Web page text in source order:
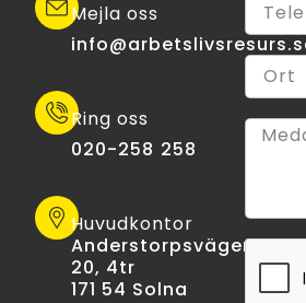
Mejla oss
Ring oss
020-258 258
Huvudkontor
Anderstorpsvägen
20, 4tr
171 54 Solna